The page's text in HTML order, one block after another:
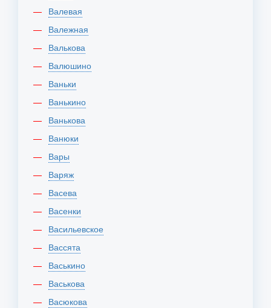
Валевая
Валежная
Валькова
Валюшино
Ваньки
Ванькино
Ванькова
Ванюки
Вары
Варяж
Васева
Васенки
Васильевское
Вассята
Васькино
Васькова
Васюкова